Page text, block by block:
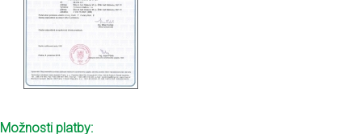
Možnosti platby: